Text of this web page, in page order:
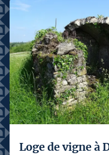
Loge de vigne à